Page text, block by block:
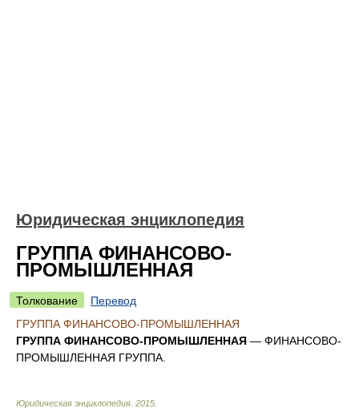
Юридическая энциклопедия
ГРУППА ФИНАНСОВО-
ПРОМЫШЛЕННАЯ
Толкование
Перевод
ГРУППА ФИНАНСОВО-ПРОМЫШЛЕННАЯ
ГРУППА ФИНАНСОВО-ПРОМЫШЛЕННАЯ — ФИНАНСОВО-
ПРОМЫШЛЕННАЯ ГРУППА.
Юридическая энциклопедия 2015